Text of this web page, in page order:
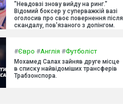
"Невдовзі знову вийду на ринг."
Відомий боксер у суперважкій вазі
оголосив про своє повернення після
скандалу, пов'язаного з допінгом.
#Євро #Англія #Футболіст
Мохамед Салах зайняв друге місце
в списку найвідоміших трансферів
Трабзонспора.